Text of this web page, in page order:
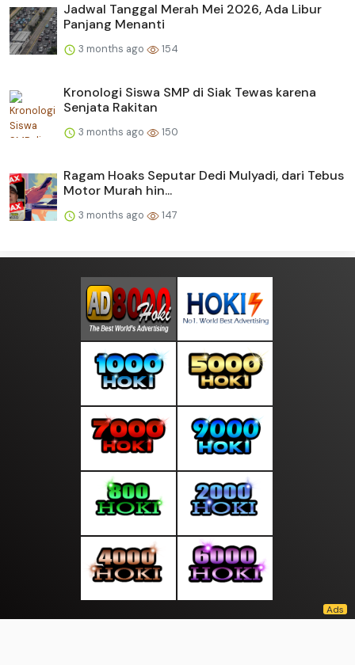
Jadwal Tanggal Merah Mei 2026, Ada Libur
Panjang Menanti
3 months ago 154
Kronologi Siswa SMP di Siak Tewas karena
Senjata Rakitan
3 months ago 150
Ragam Hoaks Seputar Dedi Mulyadi, dari Tebus
Motor Murah hin...
3 months ago 147